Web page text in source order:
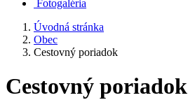
Fotogaléria
Úvodná stránka
Obec
Cestovný poriadok
Cestovný poriadok